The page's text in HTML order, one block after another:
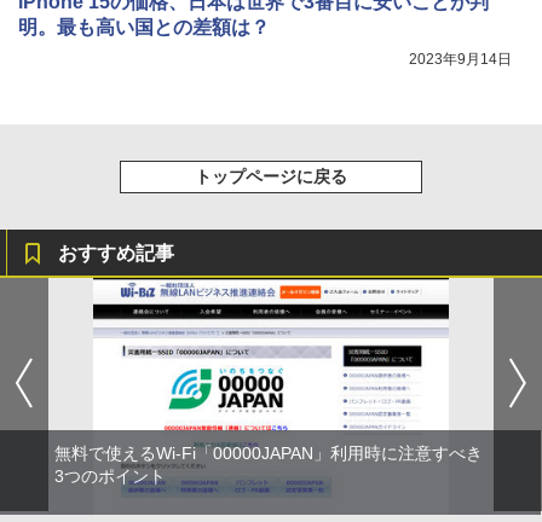
明。最も高い国との差額は？
2023年9月14日
トップページに戻る
おすすめ記事
無料で使えるWi-Fi「00000JAPAN」利用時に注意すべき
3つのポイント